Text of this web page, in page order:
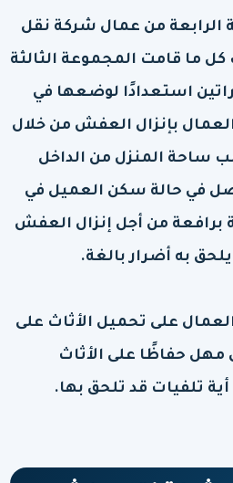
الرابعة من عمال شركة نقل
ما قامت المجموعة الثالثة
استعدادًا لوضعها في
بإنزال العفش من خلال
ساحة المنزل من الداخل
في حالة سكن العميل في
برافعة من أجل إنزال العفش
به أضرار بالغة.
على تحميل الأثاث على
مهل حفاظًا على الأثاث
تلفيات قد تلحق بها.